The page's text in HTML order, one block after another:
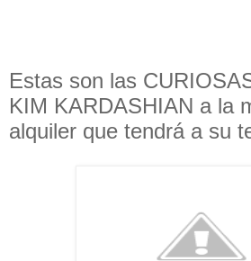
Estas son las
KIM KARDASHIAN a la
alquiler que tendrá a su